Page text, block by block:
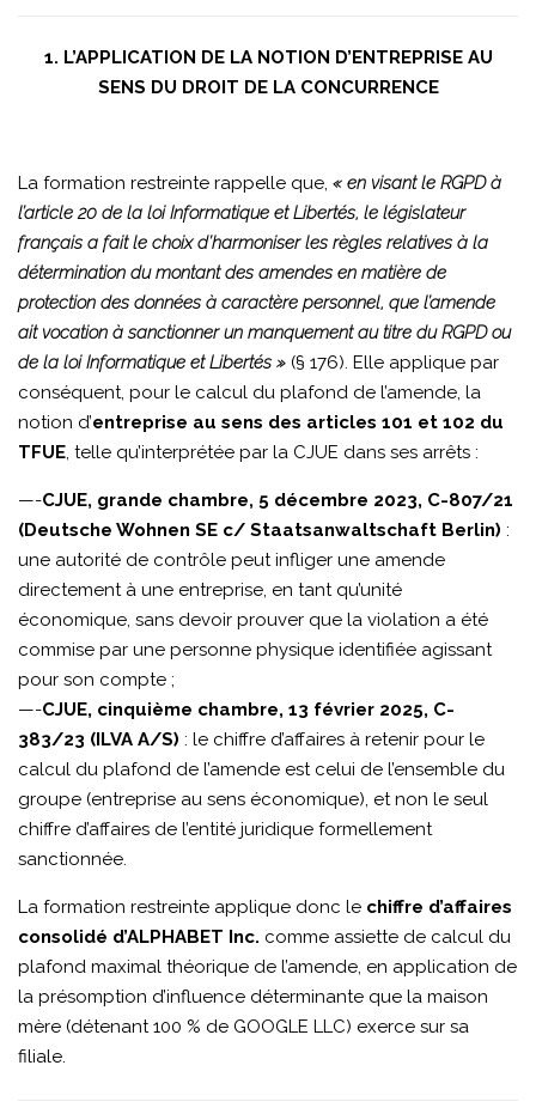
1. L’APPLICATION DE LA NOTION D’ENTREPRISE AU
SENS DU DROIT DE LA CONCURRENCE
La formation restreinte rappelle que, « en visant le RGPD à
l’article 20 de la loi Informatique et Libertés, le législateur
français a fait le choix d’harmoniser les règles relatives à la
détermination du montant des amendes en matière de
protection des données à caractère personnel, que l’amende
ait vocation à sanctionner un manquement au titre du RGPD ou
de la loi Informatique et Libertés » (§ 176). Elle applique par
conséquent, pour le calcul du plafond de l’amende, la
notion d’entreprise au sens des articles 101 et 102 du
TFUE, telle qu’interprétée par la CJUE dans ses arrêts :
—-CJUE, grande chambre, 5 décembre 2023, C-807/21
(Deutsche Wohnen SE c/ Staatsanwaltschaft Berlin) :
une autorité de contrôle peut infliger une amende
directement à une entreprise, en tant qu’unité
économique, sans devoir prouver que la violation a été
commise par une personne physique identifiée agissant
pour son compte ;
—-CJUE, cinquième chambre, 13 février 2025, C-
383/23 (ILVA A/S) : le chiffre d’affaires à retenir pour le
calcul du plafond de l’amende est celui de l’ensemble du
groupe (entreprise au sens économique), et non le seul
chiffre d’affaires de l’entité juridique formellement
sanctionnée.
La formation restreinte applique donc le chiffre d’affaires
consolidé d’ALPHABET Inc. comme assiette de calcul du
plafond maximal théorique de l’amende, en application de
la présomption d’influence déterminante que la maison
mère (détenant 100 % de GOOGLE LLC) exerce sur sa
filiale.